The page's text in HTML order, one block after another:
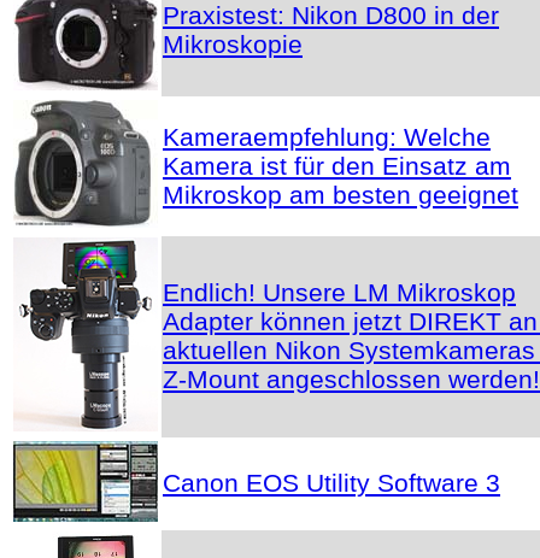
Praxistest: Nikon D800 in der
Mikroskopie
Kameraempfehlung: Welche
Kamera ist für den Einsatz am
Mikroskop am besten geeignet
Endlich! Unsere LM Mikroskop
Adapter können jetzt DIREKT
aktuellen Nikon
Z-Mount angeschlossen werden!
Canon EOS Utility Software 3